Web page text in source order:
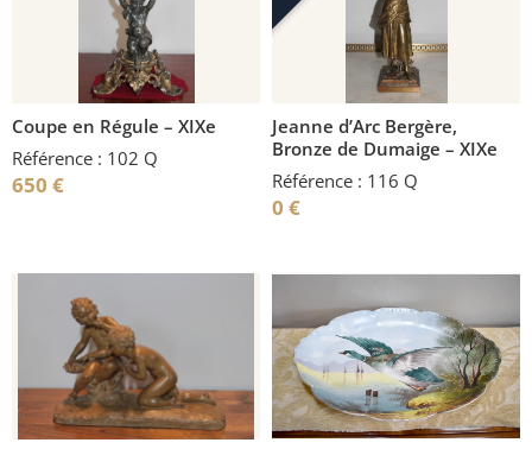
Coupe en Régule – XIXe
Référence : 102 Q
650 €
Jeanne d’Arc Bergère,
Bronze de Dumaige – XIXe
Référence : 116 Q
0 €